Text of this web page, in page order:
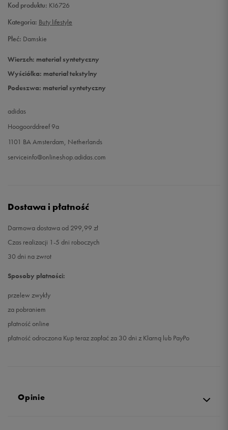
43 1/3
44 28 cm
Kod produktu: KI6726
Kategoria: Buty lifestyle
Płeć: Damskie
Wierzch: materiał syntetyczny
Wyściółka: materiał tekstylny
Podeszwa: materiał syntetyczny
adidas
Hoogoorddreef 9a
1101 BA Amsterdam, Netherlands
serviceinfo@onlineshop.adidas.com
Dostawa i płatność
Darmowa dostawa od 299,99 zł
Czas realizacji 1-5 dni roboczych
30 dni na zwrot
Sposoby płatności:
przelew zwykły
za pobraniem
płatność online
płatność odroczona Kup teraz zapłać za 30 dni z Klarną lub PayPo
Opinie